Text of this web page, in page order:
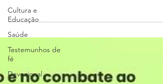
Cultura e
Educação
Saúde
Testemunhos de
fé
Devocional
você.